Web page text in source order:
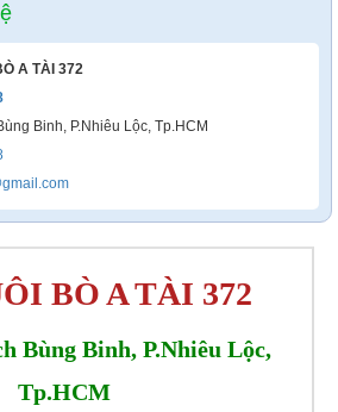
A TÀI 372
Binh, P.Nhiêu Lộc, Tp.HCM
BÒ A TÀI 372
Bùng Binh, P.Nhiêu Lộc,
Tp.HCM